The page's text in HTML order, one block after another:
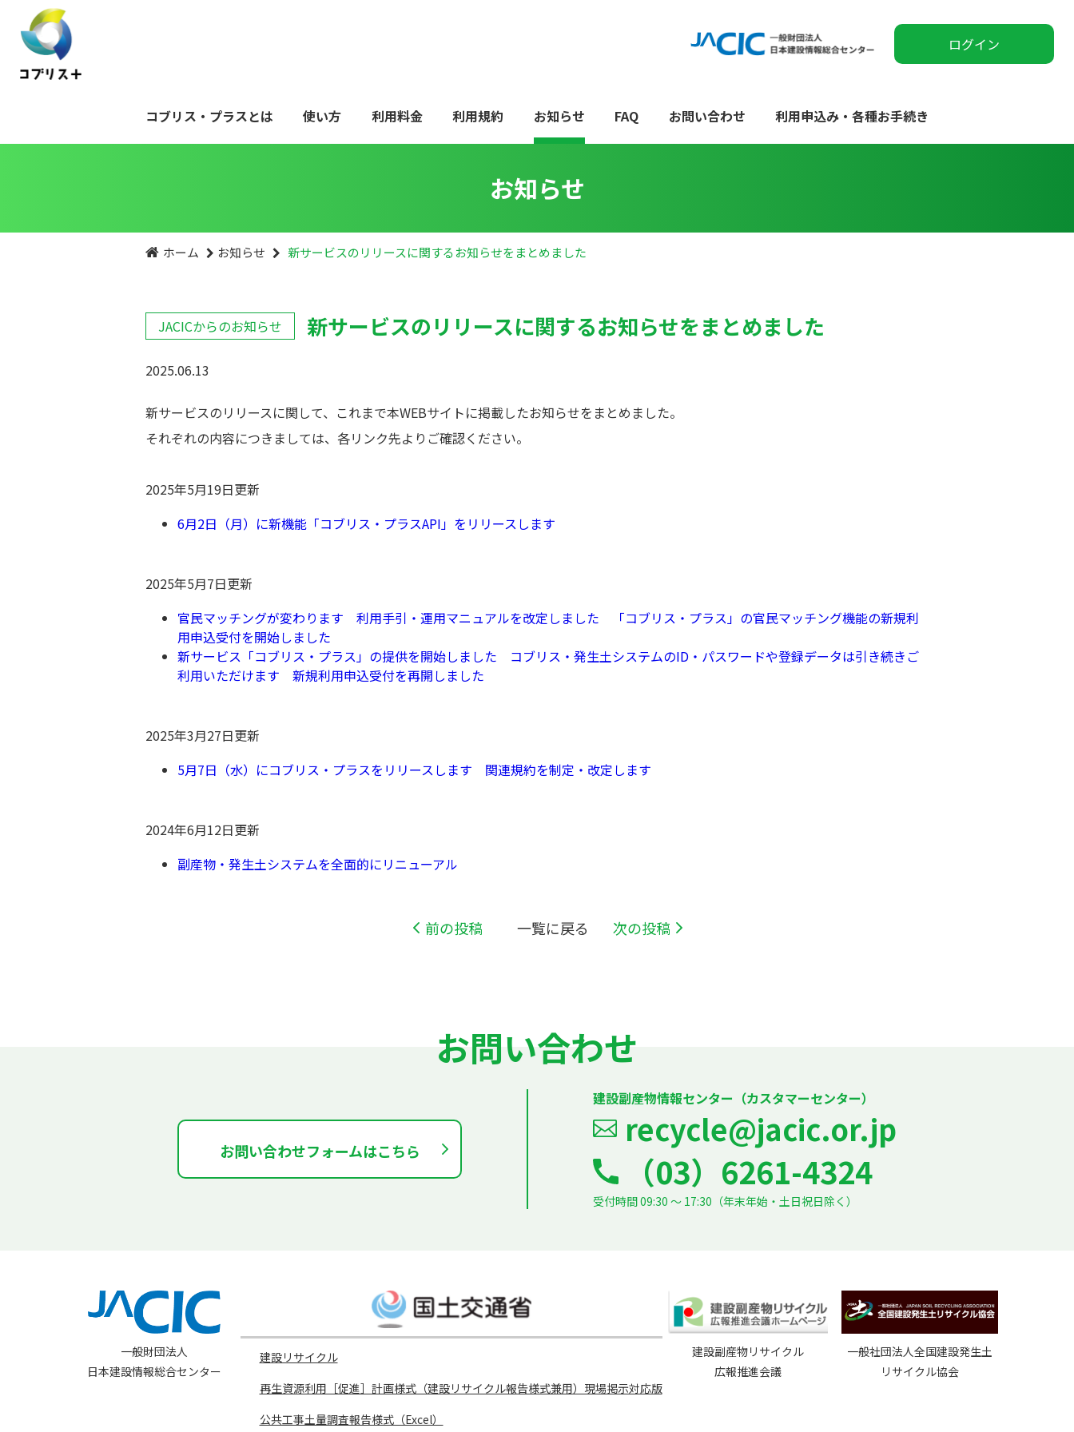
ログイン
コブリス・プラスとは 使い方 利用料金 利用規約 お知らせ FAQ お問い合わせ 利用申込み・各種お手続き
お知らせ
ホーム お知らせ 新サービスのリリースに関するお知らせをまとめました
JACICからのお知らせ 新サービスのリリースに関するお知らせをまとめました
2025.06.13
新サービスのリリースに関して、これまで本WEBサイトに掲載したお知らせをまとめました。
それぞれの内容につきましては、各リンク先よりご確認ください。
2025年5月19日更新
6月2日（月）に新機能「コブリス・プラスAPI」をリリースします
2025年5月7日更新
官民マッチングが変わります 利用手引・運用マニュアルを改定しました 「コブリス・プラス」の官民マッチング機能の新規利
用申込受付を開始しました
新サービス「コブリス・プラス」の提供を開始しました コブリス・発生土システムのID・パスワードや登録データは引き続きご
利用いただけます 新規利用申込受付を再開しました
2025年3月27日更新
5月7日（水）にコブリス・プラスをリリースします 関連規約を制定・改定します
2024年6月12日更新
副産物・発生土システムを全面的にリニューアル
前の投稿 一覧に戻る 次の投稿
お問い合わせ
お問い合わせフォームはこちら
建設副産物情報センター（カスタマーセンター）
recycle@jacic.or.jp
（03）6261-4324
受付時間 09:30 ～ 17:30（年末年始・土日祝日除く）
一般財団法人
日本建設情報総合センター
建設リサイクル
再生資源利用［促進］計画様式（建設リサイクル報告様式兼用）現場掲示対応版
公共工事土量調査報告様式（Excel）
建設副産物リサイクル
広報推進会議
一般社団法人全国建設発生土
リサイクル協会